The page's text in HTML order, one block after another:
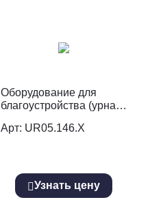
Оборудование для
благоустройства (урна)
Арт: UR05.146.Х
Узнать цену